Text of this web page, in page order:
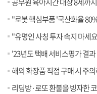
"로봇 핵심부품 '국산화율 80%'
"유명인 사칭 투자 속지 마세
'23년도 택배 서비스평가 결
해외 화장품 직접 구매 시 주
리딩방·로또 환불을 빙자한